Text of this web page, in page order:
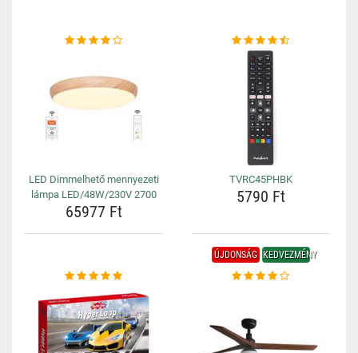
LED Dimmelhető mennyezeti
lámpa LED/48W/230V 2700
65977 Ft
TVRC45PHBK
5790 Ft
ÚJDONSÁG KEDVEZMÉNY